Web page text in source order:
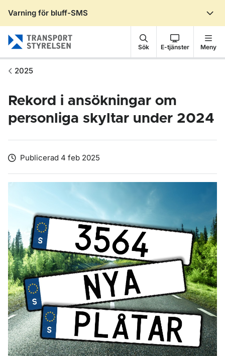
Varning för bluff-SMS
Sök E-tjänster Meny
2025
Rekord i ansökningar om
personliga skyltar under 2024
Publicerad 4 feb 2025